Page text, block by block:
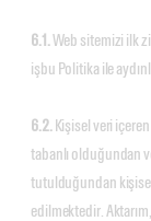
6.1.Web sitemizi ilk
işbu Politika ile
6.2. Kişisel veri
tabanlı olduğundan
tutulduğundan
edilmektedir.